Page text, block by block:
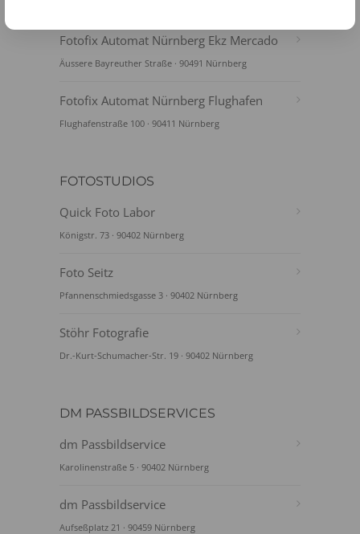
Fotofix Automat Nürnberg Ekz Mercado
Äussere Bayreuther Straße · 90491 Nürnberg
Fotofix Automat Nürnberg Flughafen
Flughafenstraße 100 · 90411 Nürnberg
FOTOSTUDIOS
Quick Foto Labor
Königstr. 73 · 90402 Nürnberg
Foto Seitz
Pfannenschmiedsgasse 3 · 90402 Nürnberg
Stöhr Fotografie
Dr.-Kurt-Schumacher-Str. 19 · 90402 Nürnberg
DM PASSBILDSERVICES
dm Passbildservice
Karolinenstraße 5 · 90402 Nürnberg
dm Passbildservice
Aufseßplatz 21 · 90459 Nürnberg